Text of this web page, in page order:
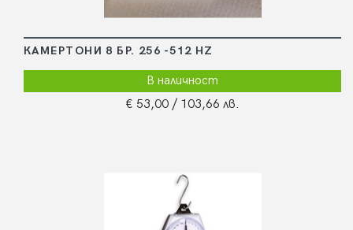
КАМЕРТОНИ 8 БР. 256 -512 HZ
В наличност
€ 53,00 / 103,66 лв.